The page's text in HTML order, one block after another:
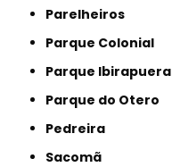
Parelheiros
Parque Colonial
Parque Ibirapuera
Parque do Otero
Pedreira
Sacomã